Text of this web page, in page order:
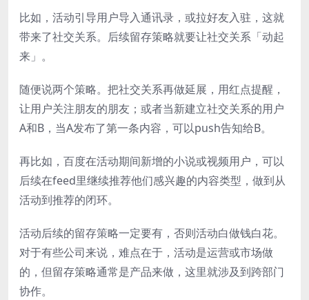
比如，活动引导用户导入通讯录，或拉好友入驻，这就
带来了社交关系。后续留存策略就要让社交关系「动起
来」。
随便说两个策略。把社交关系再做延展，用红点提醒，
让用户关注朋友的朋友；或者当新建立社交关系的用户
A和B，当A发布了第一条内容，可以push告知给B。
再比如，百度在活动期间新增的小说或视频用户，可以
后续在feed里继续推荐他们感兴趣的内容类型，做到从
活动到推荐的闭环。
活动后续的留存策略一定要有，否则活动白做钱白花。
对于有些公司来说，难点在于，活动是运营或市场做
的，但留存策略通常是产品来做，这里就涉及到跨部门
协作。